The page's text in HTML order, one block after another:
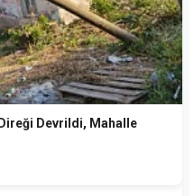
Devrildi, Mahalle